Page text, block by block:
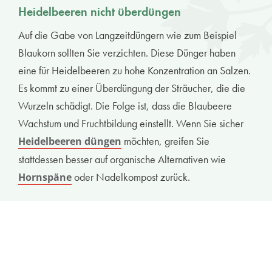
Heidelbeeren nicht überdüngen
Auf die Gabe von Langzeitdüngern wie zum Beispiel
Blaukorn sollten Sie verzichten. Diese Dünger haben
eine für Heidelbeeren zu hohe Konzentration an Salzen.
Es kommt zu einer Überdüngung der Sträucher, die die
Wurzeln schädigt. Die Folge ist, dass die Blaubeere
Wachstum und Fruchtbildung einstellt. Wenn Sie sicher
Heidelbeeren düngen möchten, greifen Sie
stattdessen besser auf organische Alternativen wie
Hornspäneoder Nadelkompost zurück.